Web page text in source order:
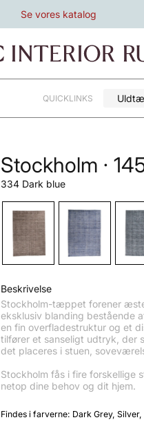
Se vores katalog
QUICKLINKS
Stockholm ·
334 Dark blue
Beskrivelse
Stockholm-tæppet forener
eksklusiv blanding bestående
en fin overfladestruktur og et
tilfører et sanseligt udtryk, der
det placeres i stuen,
Stockholm fås i fire forskellige
netop dine behov og dit hjem.
Findes i farverne: Dark Grey,